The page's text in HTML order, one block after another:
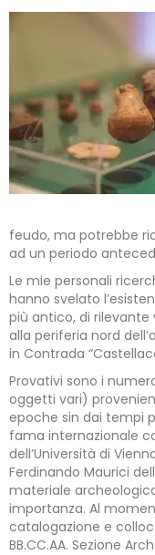
feudo, ma potrebbe
ad un periodo
Le mie personali
hanno svelato
più antico, di
alla periferia nord
in Contrada
Provativi sono i
oggetti vari)
epoche sin dai tempi
fama internazionale
dell’Università di
Ferdinando Maurici
materiale
importanza. Al
catalogazione e
BB.CC.AA. Sezione